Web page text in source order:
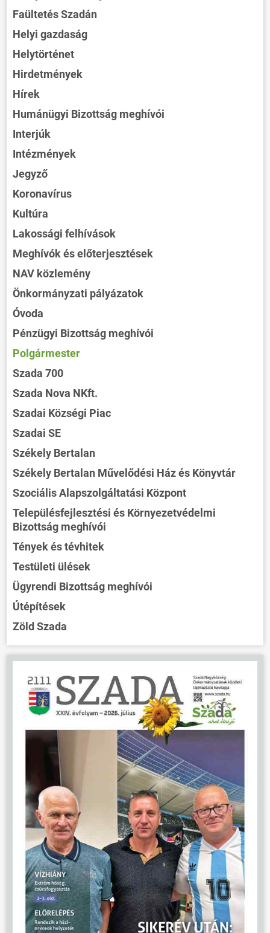
Faültetés Szadán
Helyi gazdaság
Helytörténet
Hirdetmények
Hírek
Humánügyi Bizottság meghívói
Interjúk
Intézmények
Jegyző
Koronavírus
Kultúra
Lakossági felhívások
Meghívók és előterjesztések
NAV közlemény
Önkormányzati pályázatok
Óvoda
Pénzügyi Bizottság meghívói
Polgármester
Szada 700
Szada Nova NKft.
Szadai Községi Piac
Szadai SE
Székely Bertalan
Székely Bertalan Művelődési Ház és Könyvtár
Szociális Alapszolgáltatási Központ
Településfejlesztési és Környezetvédelmi
Bizottság meghívói
Tények és tévhitek
Testületi ülések
Ügyrendi Bizottság meghívói
Útépítések
Zöld Szada